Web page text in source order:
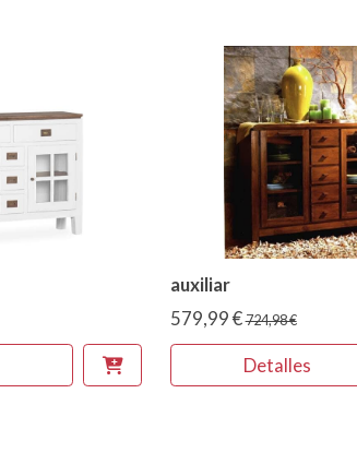
auxiliar
579,99 €724,98 €
Detalles